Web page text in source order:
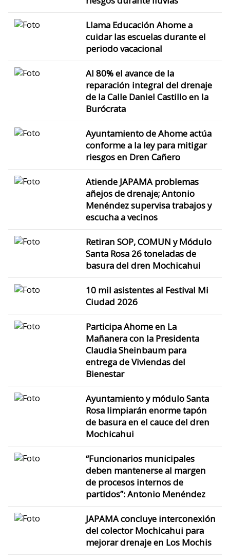
Llama Educación Ahome a
cuidar las escuelas durante el
periodo vacacional
Al 80% el avance de la
reparación integral del drenaje
de la Calle Daniel Castillo en la
Burócrata
Ayuntamiento de Ahome actúa
conforme a la ley para mitigar
riesgos en Dren Cañero
Atiende JAPAMA problemas
añejos de drenaje; Antonio
Menéndez supervisa trabajos y
escucha a vecinos
Retiran SOP, COMUN y Módulo
Santa Rosa 26 toneladas de
basura del dren Mochicahui
10 mil asistentes al Festival Mi
Ciudad 2026
Participa Ahome en La
Mañanera con la Presidenta
Claudia Sheinbaum para
entrega de Viviendas del
Bienestar
Ayuntamiento y módulo Santa
Rosa limpiarán enorme tapón
de basura en el cauce del dren
Mochicahui
“Funcionarios municipales
deben mantenerse al margen
de procesos internos de
partidos”: Antonio Menéndez
JAPAMA concluye interconexión
del colector Mochicahui para
mejorar drenaje en Los Mochis